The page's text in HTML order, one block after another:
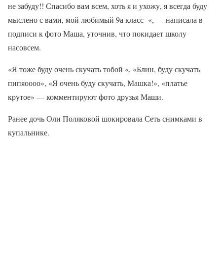
не забуду!! Спасибо вам всем, хоть я и ухожу, я всегда буду
мыслено с вами, мой любимый 9а класс «, — написала в
подписи к фото Маша, уточнив, что покидает школу
насовсем.
«Я тоже буду очень скучать тобой «, «Блин, буду скучать
пипяоооо», «Я очень буду скучать, Машка!», «платье
крутое» — комментируют фото друзья Маши.
Ранее дочь Оли Поляковой шокировала Сеть снимками в
купальнике.